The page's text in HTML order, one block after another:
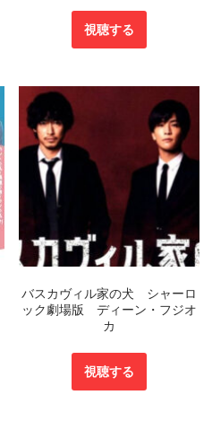
視聴する
バスカヴィル家の犬 シャーロ
ック劇場版 ディーン・フジオ
カ
視聴する